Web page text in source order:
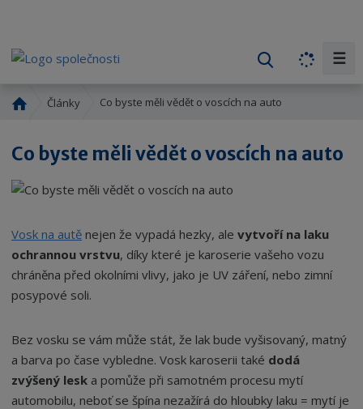
h
d
☰
d
í
r
a
n
a
Články Co byste měli vědět o voscích na auto
Co byste měli vědět o voscích na auto
Vosk na autě nejen že vypadá hezky, alevytvoří na laku
ochrannou vrstvu, díky které je karoserie vašeho vozu
chráněna před okolními vlivy, jako je UV záření, nebo zimní
posypové soli.
Bez vosku se vám může stát, že lak bude vyšisovaný, matný
a barva po čase vybledne. Vosk karoserii také dodá
zvýšený lesk a pomůže při samotném procesu mytí
automobilu, neboť se špína nezažírá do hloubky laku = mytí je